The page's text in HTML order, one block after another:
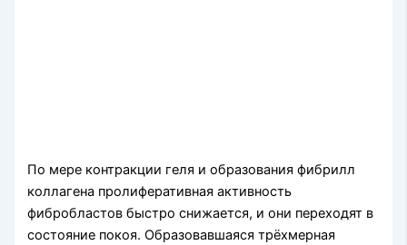
По мере контракции геля и образования фибрилл
коллагена пролиферативная активность
фибробластов быстро снижается, и они переходят в
состояние покоя. Образовавшаяся трёхмерная